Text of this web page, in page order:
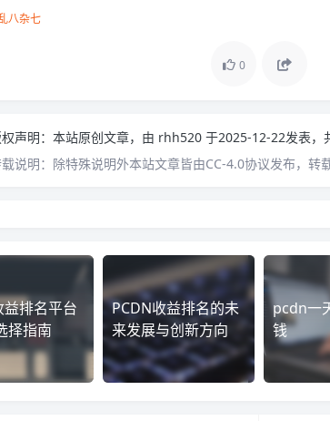
八杂七
0
声明： 本站原创文章，由 rhh520 于2025-12-22发表，
说明： 除特殊说明外本站文章皆由CC-4.0协议发布，转
益排名平台
择指南
PCDN收益排名的未
来发展与创新方向
pcdn一
钱